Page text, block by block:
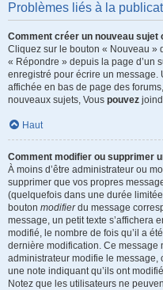
Problèmes liés à la
Comment créer un nouveau sujet
Cliquez sur le bouton « Nouveau »
« Répondre » depuis la page d’un
enregistré pour écrire un
affichée en bas de page des
nouveaux sujets, Vous pouvez
Haut
Comment modifier ou supprimer
À moins d’être administrateur ou
supprimer que vos propres
(quelquefois dans une durée
bouton modifierdu message
message, un petit texte s’affichera
modifié, le nombre de fois qu’il a
dernière modification. Ce message
administrateur modifie le
une note indiquant qu’ils ont
Notez que les utilisateurs ne